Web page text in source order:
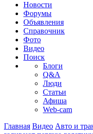
Новости
Форумы
Объявления
Справочник
Фото
Видео
Поиск
Блоги
Q&A
Люди
Статьи
Афиша
Web-cam
Главная Видео Авто и